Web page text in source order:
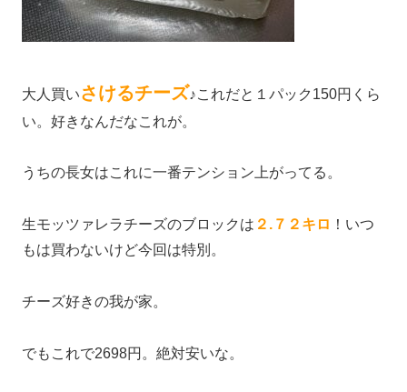
大人買いさけるチーズ♪これだと１パック150円くら
い。好きなんだなこれが。
うちの長女はこれに一番テンション上がってる。
生モッツァレラチーズのブロックは ２.７２キロ ！いつ
もは買わないけど今回は特別。
チーズ好きの我が家。
でもこれで2698円。絶対安いな。